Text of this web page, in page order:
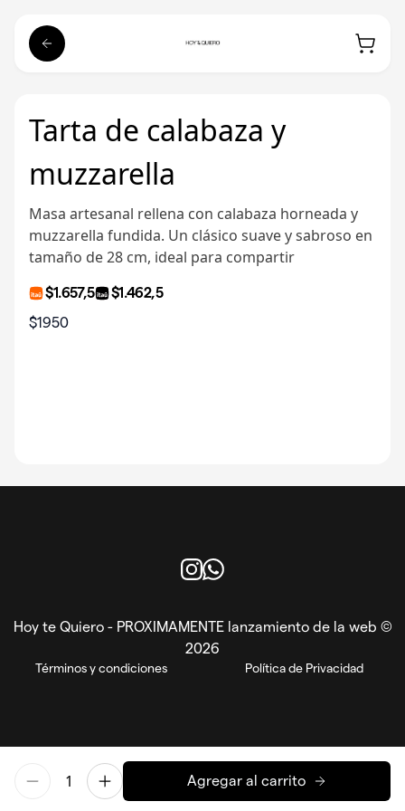
Tarta de calabaza y
muzzarella
Masa artesanal rellena con calabaza horneada y
muzzarella fundida. Un clásico suave y sabroso en
tamaño de 28 cm, ideal para compartir
$1.657,5 $1.462,5
$1950
Agregar al carrito
Hoy te Quiero - PROXIMAMENTE lanzamiento de la web ©
2026
Términos y condiciones Política de Privacidad
Powered by Reorder